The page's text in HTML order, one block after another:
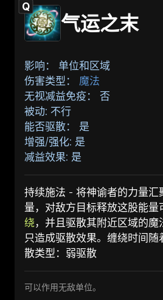
Q
气运之末
影响： 单位和区域
伤害类型： 魔法
无视减益免疫： 否
被动: 不行
能否驱散： 是
增强/强化: 是
减益效果: 是
持续施法 - 将神谕者的力量
量，对敌方目标释放这股能
绕 ，并且驱散其附近区域的
只造成驱散效果。缠绕时间
散类型：弱驱散
可以作用无敌单位。